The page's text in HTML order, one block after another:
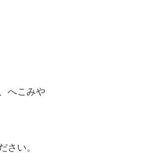
へこみや
さい。